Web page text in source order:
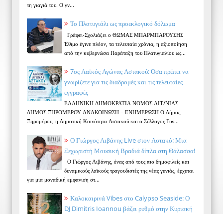
τη γιαγιά του. Ο γν...
Το Πλατυγιάλι ως προεκλογικό δόλωμα
Γράφει-Σχολιάζει ο ΘΩΜΑΣ ΜΠΑΡΜΠΑΡΟΥΣΗΣ
Έθιμο έγινε πλέον, τα τελευταία χρόνια, η αξιοποίηση
από την κυβερνώσα Παράταξη του Πλατυγιαλίου ως...
7ος Λαϊκός Αγώνας Αστακού: Όσα πρέπει να
γνωρίζετε για τις διαδρομές και τις τελευταίες
εγγραφές
ΕΛΛΗΝΙΚΗ ΔΗΜΟΚΡΑΤΙΑ ΝΟΜΟΣ ΑΙΤ/ΝΙΑΣ
ΔΗΜΟΣ ΞΗΡΟΜΕΡΟΥ ΑΝΑΚΟΙΝΩΣΗ – ΕΝΗΜΕΡΩΣΗ Ο Δήμος
Ξηρομέρου, η Δημοτική Κοινότητα Αστακού και ο Σύλλογος Γυν...
Ο Γιώργος Λιβάνης Live στον Αστακό: Μια
Ξεχωριστή Μουσική Βραδιά δίπλα στη Θάλασσα!
Ο Γιώργος Λιβάνης, ένας από τους πιο δημοφιλείς και
δυναμικούς λαϊκούς τραγουδιστές της νέας γενιάς, έρχεται
για μια μοναδική εμφανιση στ...
Καλοκαιρινά Vibes στο Calypso Seaside: Ο
DJ Dimitris Ioannou βάζει ρυθμό στην Κυριακή